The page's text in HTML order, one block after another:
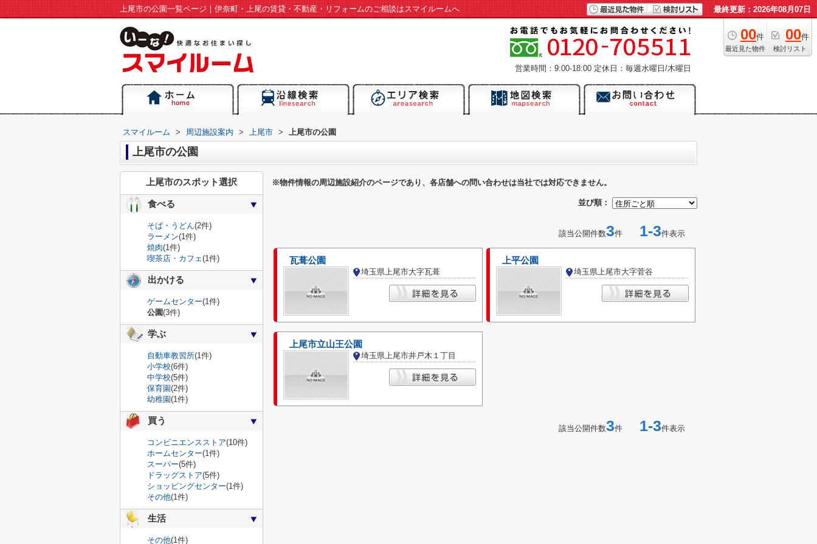
上尾市の公園一覧ページ｜伊奈町・上尾の賃貸・不動産・リフォームのご相談はスマイルームへ 最終更新：2026年08月07日
00件
最近見た物件
00件
検討リスト
営業時間：9:00-18:00 定休日：毎週水曜日/木曜日
スマイルーム > 周辺施設案内 > 上尾市 > 上尾市の公園
上尾市の公園
※物件情報の周辺施設紹介のページであり、各店舗への問い合わせは当社では対応できません。
並び順：
該当公開件数3件 1-3件表示
瓦葺公園
埼玉県上尾市大字瓦葺
上平公園
埼玉県上尾市大字菅谷
上尾市立山王公園
埼玉県上尾市井戸木１丁目
該当公開件数3件 1-3件表示
上尾市のスポット選択
食べる
そば・うどん(2件)
ラーメン(1件)
焼肉(1件)
喫茶店・カフェ(1件)
出かける
ゲームセンター(1件)
公園(3件)
学ぶ
自動車教習所(1件)
小学校(6件)
中学校(5件)
保育園(2件)
幼稚園(1件)
買う
コンビニエンスストア(10件)
ホームセンター(1件)
スーパー(5件)
ドラッグストア(5件)
ショッピングセンター(1件)
その他(1件)
生活
その他(1件)